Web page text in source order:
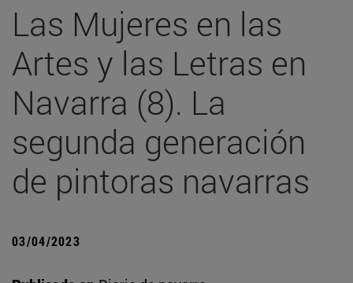
Las Mujeres en las
Artes y las Letras en
Navarra (8). La
segunda generación
de pintoras navarras
03/04/2023